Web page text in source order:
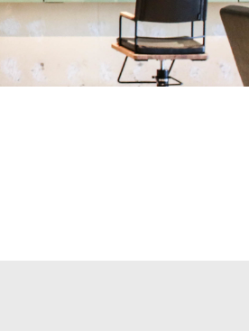
コンセプト
スタッフ